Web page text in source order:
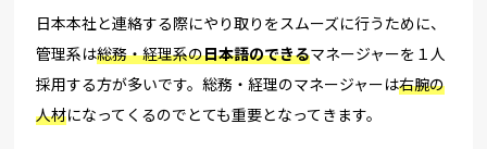
日本本社と連絡する際にやり取りをスムーズに行うために、
管理系は総務・経理系の日本語のできるマネージャーを１人
採用する方が多いです。総務・経理のマネージャーは右腕の
人材になってくるのでとても重要となってきます。